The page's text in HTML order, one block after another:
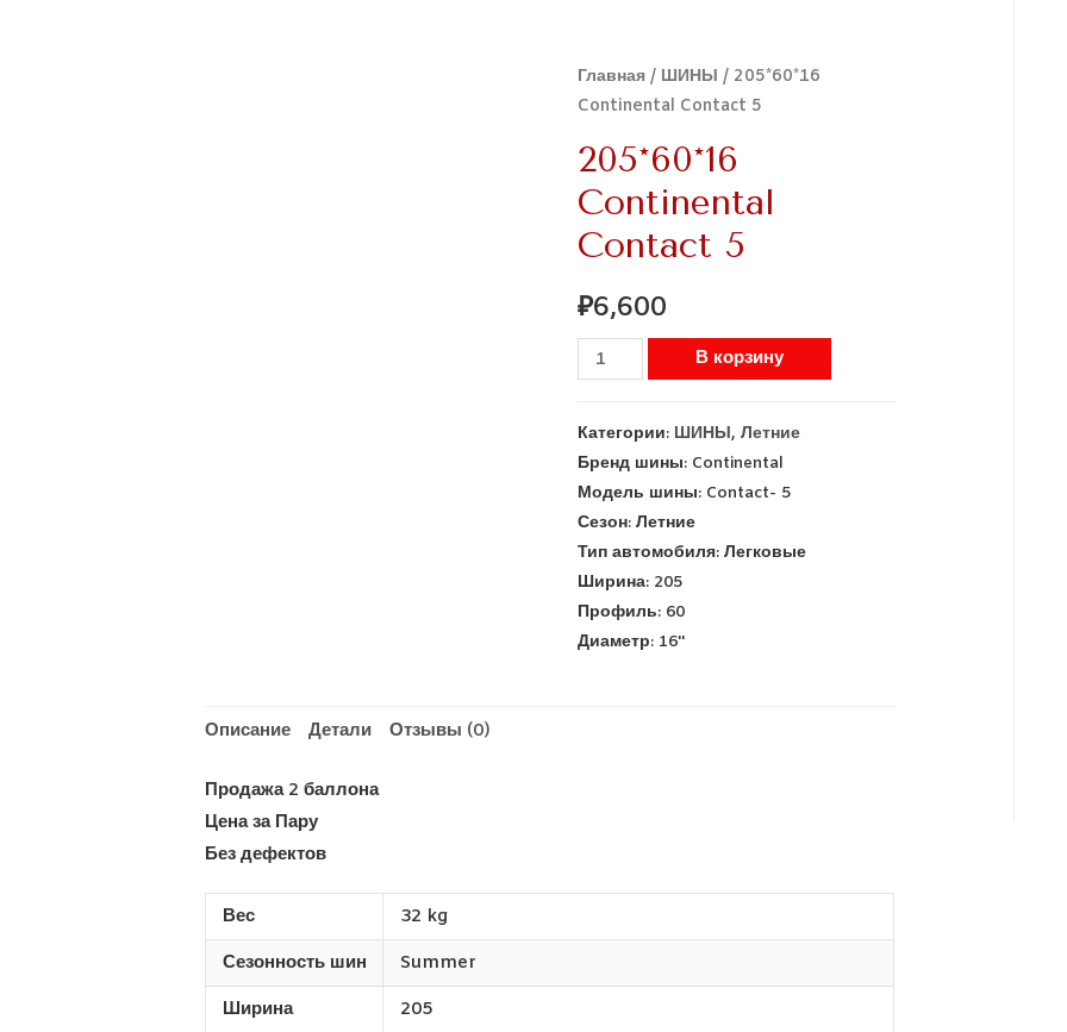
Главная / ШИНЫ / 205*60*16
Continental Contact 5
205*60*16
Continental
Contact 5
₽6,600
В корзину
Категории: ШИНЫ,Летние
Бренд шины: Continental
Модель шины: Contact- 5
Сезон:Летние
Тип автомобиля:Легковые
Ширина: 205
Профиль: 60
Диаметр: 16''
Описание Детали Отзывы (0)
Продажа 2 баллона
Цена за Пару
Без дефектов
Вес
32 kg
Сезонность шин
Summer
Ширина
205